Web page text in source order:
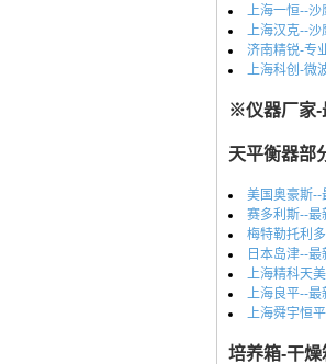
上海一恒--沙
上海汉克--沙
济南精锐-专
上海科创-微
※仪器厂家
天平衡器部
美国奥豪斯--
赛多利斯--最
梅特勒托利
日本岛津--
上海精科天
上海良平--最
上海舜宇恒
培养箱-干燥